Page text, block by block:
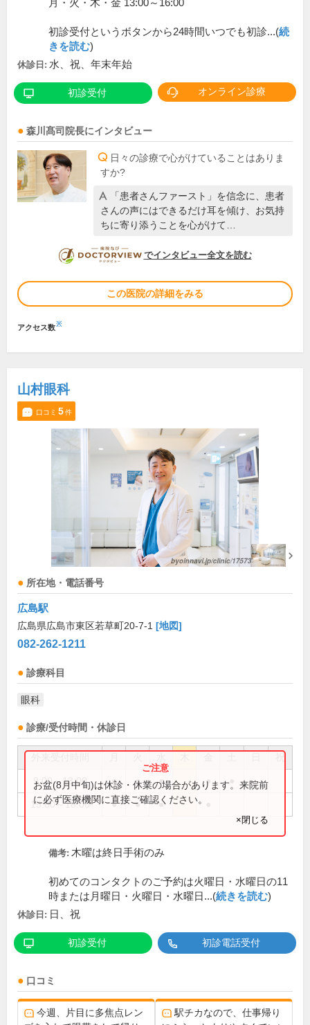
月・火・木・金 13:00～16:00
初診受付というボタンから24時間いつでも初診...(続
きを読む)
休診日: 水、祝、年末年始
初診受付 オンライン診療
森川髙司 院長にインタビュー
日々の診療で心がけていることはありま
すか?
「患者さんファースト」を信念に、患者
さんの声にはできるだけ耳を傾け、お気持
ちに寄り添うことを心がけて…
DOCTORVIEW
でインタビュー全文を読む
この医院の詳細をみる
アクセス数※
山村眼科
口コミ 5件
所在地・電話番号
広島駅
広島県広島市東区若草町20-7-1 [地図]
082-262-1211
診療科目
眼科
診療/受付時間・休診日
9:00～13:00 ● ● ● ●
15:00～18:00 ● ● ●
お盆(8月中旬)は休診・休業の場合があります。来院前
に必ず医療機関に直接ご確認ください。
×閉じる
備考: 木曜は終日手術のみ
初めてのコンタクトのご予約は火曜日・水曜日の11
時または月曜日・火曜日・水曜日...(続きを読む)
休診日: 日、祝
初診受付 初診電話受付
口コミ
今週、片目に多焦点レン
駅チカなので、仕事帰り